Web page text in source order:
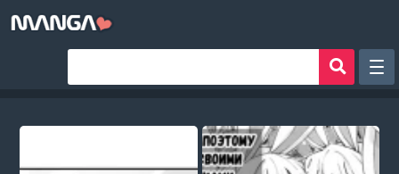
Фильтр
Авторы